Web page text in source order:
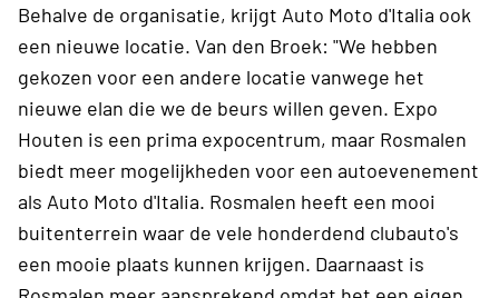
Behalve de organisatie, krijgt Auto Moto d'Italia ook
een nieuwe locatie. Van den Broek: "We hebben
gekozen voor een andere locatie vanwege het
nieuwe elan die we de beurs willen geven. Expo
Houten is een prima expocentrum, maar Rosmalen
biedt meer mogelijkheden voor een autoevenement
als Auto Moto d'Italia. Rosmalen heeft een mooi
buitenterrein waar de vele honderdend clubauto's
een mooie plaats kunnen krijgen. Daarnaast is